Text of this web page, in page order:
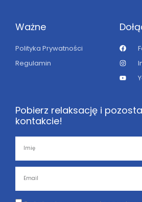
Ważne
Polityka Prywatności
Regulamin
Pobierz relaksację i
kontakcie!